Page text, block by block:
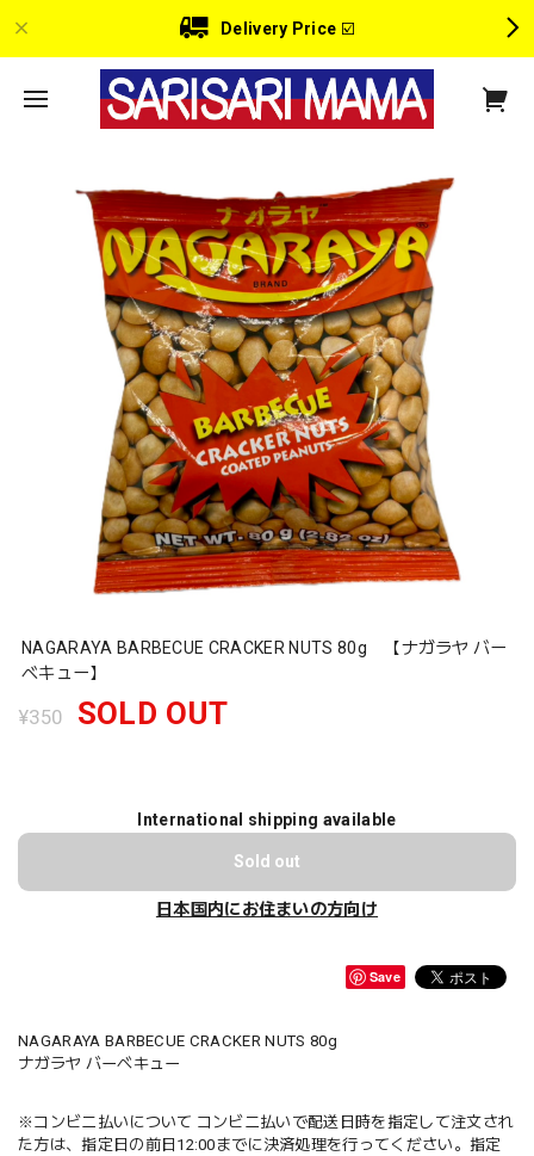
Delivery Price ☑️
NAGARAYA BARBECUE CRACKER NUTS 80g 【ナガラヤ バー
ベキュー】
¥350 SOLD OUT
International shipping available
Sold out
日本国内にお住まいの方向け
Save
NAGARAYA BARBECUE CRACKER NUTS 80g
ナガラヤ バーベキュー
※コンビニ払いについて コンビニ払いで配送日時を指定して注文され
た方は、指定日の前日12:00までに決済処理を行ってください。指定